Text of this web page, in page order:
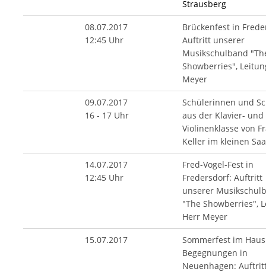
Strausberg
08.07.2017
12:45 Uhr
Brückenfest in
Auftritt unserer
Musikschulband
Showberries",
Meyer
09.07.2017
16 - 17 Uhr
Schülerinnen und
aus der Klavier- und
Violinenklasse von
Keller im kleinen
14.07.2017
12:45 Uhr
Fred-Vogel-Fest in
Fredersdorf: Auftritt
unserer
"The Showberries",
Herr Meyer
15.07.2017
Sommerfest im
Begegnungen in
Neuenhagen: